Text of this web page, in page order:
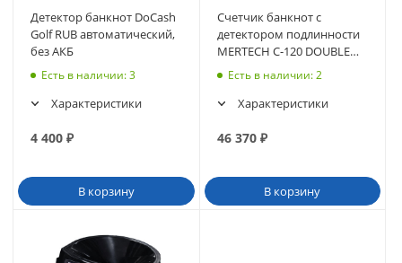
Детектор банкнот DoCash
Golf RUB автоматический,
без АКБ
Есть в наличии: 3
Характеристики
4 400 ₽
В корзину
Счетчик банкнот с
детектором подлинности
MERTECH C-120 DOUBLE
CIS MG touch screen
Есть в наличии: 2
Характеристики
46 370₽
В корзину